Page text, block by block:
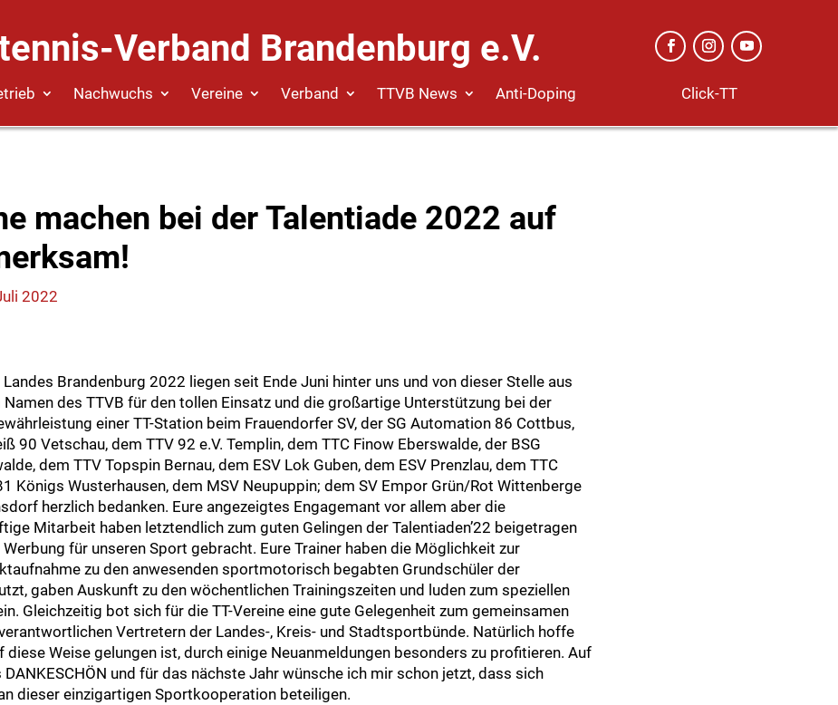
Verband Brandenburg e.V.
Nachwuchs Vereine Verband TTVB News Anti-Doping Click-TT
machen bei der Talentiade 2022 auf
2022
Brandenburg 2022 liegen seit Ende Juni hinter uns und von dieser Stelle aus
des TTVB für den tollen Einsatz und die großartige Unterstützung bei der
einer TT-Station beim Frauendorfer SV, der SG Automation 86 Cottbus,
90 Vetschau, dem TTV 92 e.V. Templin, dem TTC Finow Eberswalde, der BSG
dem TTV Topspin Bernau, dem ESV Lok Guben, dem ESV Prenzlau, dem TTC
Königs Wusterhausen, dem MSV Neupuppin; dem SV Empor Grün/Rot Wittenberge
herzlich bedanken. Eure angezeigtes Engagemant vor allem aber die
Mitarbeit haben letztendlich zum guten Gelingen der Talentiaden’22 beigetragen
für unseren Sport gebracht. Eure Trainer haben die Möglichkeit zur
zu den anwesenden sportmotorisch begabten Grundschüler der
gaben Auskunft zu den wöchentlichen Trainingszeiten und luden zum speziellen
Gleichzeitig bot sich für die TT-Vereine eine gute Gelegenheit zum gemeinsamen
Vertretern der Landes-, Kreis- und Stadtsportbünde. Natürlich hoffe
diese Weise gelungen ist, durch einige Neuanmeldungen besonders zu profitieren. Auf
DANKESCHÖN und für das nächste Jahr wünsche ich mir schon jetzt, dass sich
dieser einzigartigen Sportkooperation beteiligen.